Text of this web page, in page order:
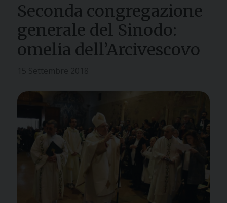
Seconda congregazione
generale del Sinodo:
omelia dell’Arcivescovo